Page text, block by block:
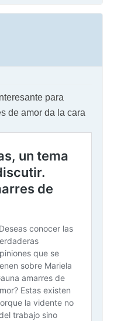
para
de amor da la cara